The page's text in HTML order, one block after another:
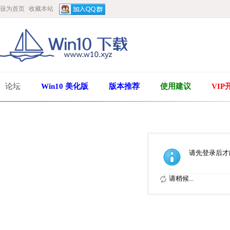
设为首页 收藏本站
论坛 Win10 美化版 版本推荐 使用建议 VIP
请先登录后
请稍候...